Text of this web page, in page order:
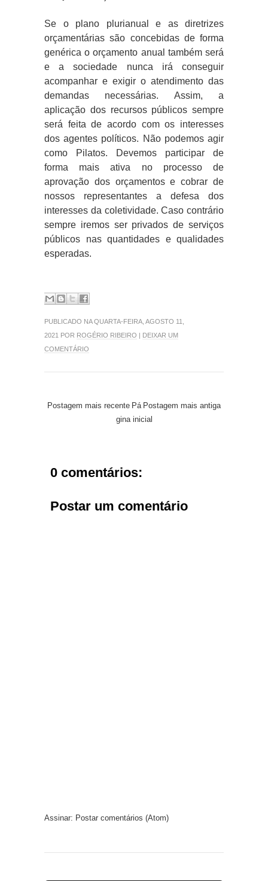
Se o plano plurianual e as diretrizes
orçamentárias são concebidas de forma
genérica o orçamento anual também será
e a sociedade nunca irá conseguir
acompanhar e exigir o atendimento das
demandas necessárias. Assim, a
aplicação dos recursos públicos sempre
será feita de acordo com os interesses
dos agentes políticos. Não podemos agir
como Pilatos. Devemos participar de
forma mais ativa no processo de
aprovação dos orçamentos e cobrar de
nossos representantes a defesa dos
interesses da coletividade. Caso contrário
sempre iremos ser privados de serviços
públicos nas quantidades e qualidades
esperadas.
PUBLICADO NA QUARTA-FEIRA, AGOSTO 11,
2021 POR ROGÉRIO RIBEIRO | DEIXAR UM
COMENTÁRIO
Postagem mais recente Postagem mais antiga
Pá
gina inicial
0 comentários:
Postar um comentário
Assinar: Postar comentários (Atom)